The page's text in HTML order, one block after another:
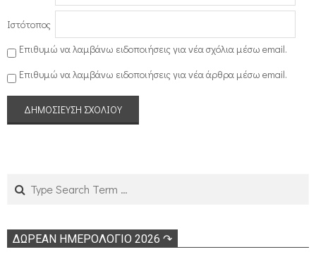
Ιστότοπος
Επιθυμώ να λαμβάνω ειδοποιήσεις για νέα σχόλια μέσω email.
Επιθυμώ να λαμβάνω ειδοποιήσεις για νέα άρθρα μέσω email.
Search
ΔΩΡΕΑΝ ΗΜΕΡΟΛΟΓΙΟ 2026 ↷